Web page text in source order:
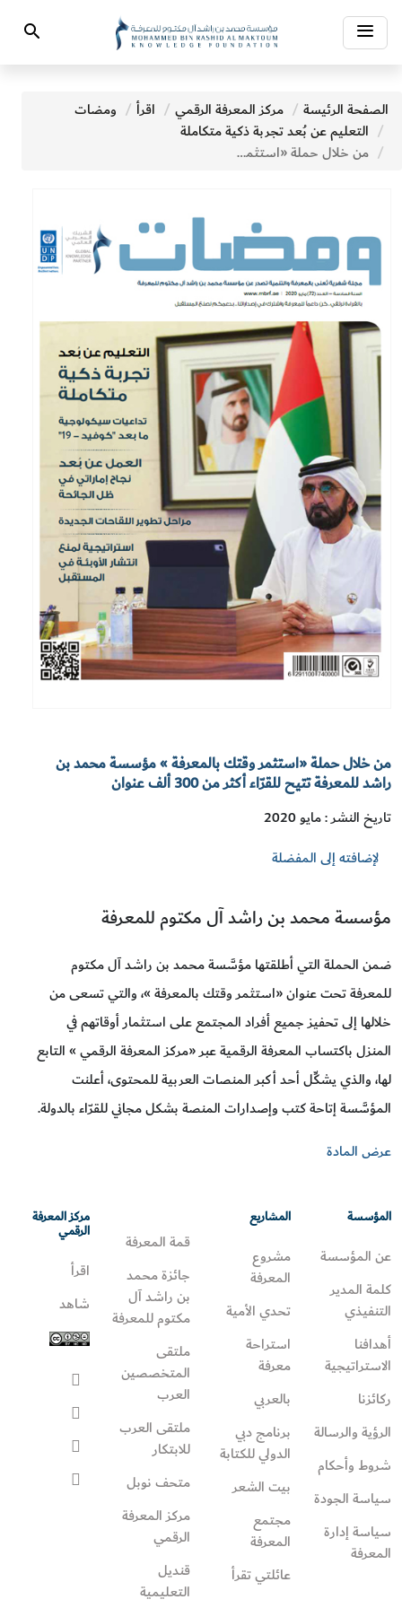
Toggle
navigation
Search
الصفحة الرئيسة مركز المعرفة الرقمي اقرأ
ومضات
التعليم عن بُعد تجربة ذكية متكاملة
من خلال حملة «استثمر وقتك بالمعرفة » مؤسسة محمد بن راشد للمعرفة تتيح للقرّاء أكثر من 300 ألف عنوان
من خلال حملة «استثمر وقتك بالمعرفة » مؤسسة محمد بن
راشد للمعرفة تتيح للقرّاء أكثر من 300 ألف عنوان
تاريخ النشر : مايو 2020
لإضافته إلى المفضلة
مؤسسة محمد بن راشد آل مكتوم للمعرفة
ضمن الحملة التي أطلقتها مؤسَّسة محمد بن راشد آل مكتوم
للمعرفة تحت عنوان «استثمر وقتك بالمعرفة »، والتي تسعى من
خلالها إلى تحفيز جميع أفراد المجتمع على استثمار أوقاتهم في
المنزل باكتساب المعرفة الرقمية عبر «مركز المعرفة الرقمي » التابع
لها، والذي يشكِّل أحد أكبر المنصات العربية للمحتوى، أعلنت
المؤسَّسة إتاحة كتب وإصدارات المنصة بشكل مجاني للقرّاء بالدولة.
عرض المادة
المؤسسة
عن المؤسسة
كلمة المدير
التنفيذي
أهدافنا
الاستراتيجية
ركائزنا
الرؤية والرسالة
شروط وأحكام
سياسة الجودة
سياسة إدارة
المعرفة
المشاريع
مشروع
المعرفة
تحدي الأمية
استراحة
معرفة
بالعربي
برنامج دبي
الدولي للكتابة
بيت الشعر
مجتمع
المعرفة
عائلتي تقرأ‎
قمة المعرفة
جائزة محمد
بن راشد آل
مكتوم للمعرفة
ملتقى
المتخصصين
العرب
ملتقى العرب
للابتكار
متحف نوبل
مركز المعرفة
الرقمي
قنديل
التعليمية
مركز المعرفة
الرقمي
اقرأ
شاهد